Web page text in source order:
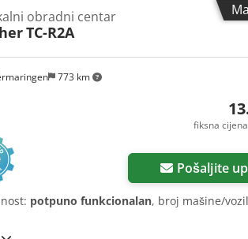
773 km
obradni centar
TC-R2A
fiksna
Pošaljite
potpuno funkcionalan, broj mašine/